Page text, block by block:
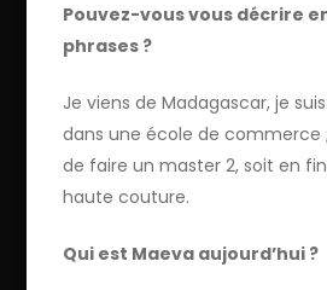
Pouvez-vous vous décrire
phrases ?
Je viens de Madagascar, je
dans une école de commerce
de faire un master 2, soit en
haute couture.
Qui est Maeva aujourd’hui ?